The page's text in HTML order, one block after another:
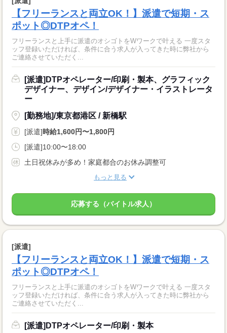
【フリーランスと両立OK！】派遣で短期・ス
ポット◎DTPオペ！
フリーランスと上手に派遣のオシゴトをWワークで叶える 一度スタ
ッフ登録いただければ、条件に合う求人が入ってきた時に弊社から
ご連絡させていただく...
[派遣]DTPオペレーター/印刷・製本、グラフィック
デザイナー、デザイン/デザイナー・イラストレータ
ー
[勤務地]/東京都港区 / 新橋駅
[派遣]時給1,600円〜1,800円
[派遣]10:00〜18:00
土日祝休みが多め！家庭都合のお休み調整可
もっと見る
応募する（バイトル求人）
[派遣]
【フリーランスと両立OK！】派遣で短期・ス
ポット◎DTPオペ！
フリーランスと上手に派遣のオシゴトをWワークで叶える 一度スタ
ッフ登録いただければ、条件に合う求人が入ってきた時に弊社から
ご連絡させていただく...
[派遣]DTPオペレーター/印刷・製本